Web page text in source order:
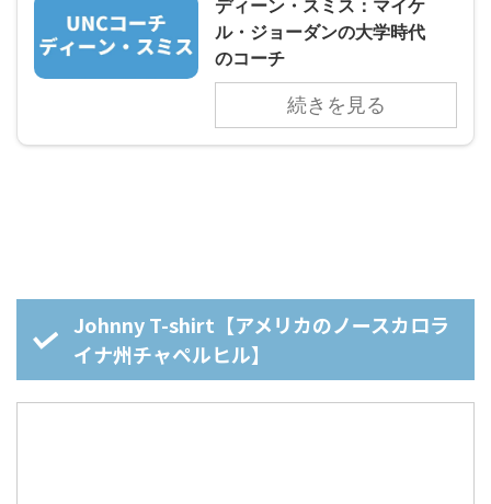
ディーン・スミス：マイケ
ル・ジョーダンの大学時代
のコーチ
続きを見る
Johnny T-shirt【アメリカのノースカロラ
イナ州チャペルヒル】